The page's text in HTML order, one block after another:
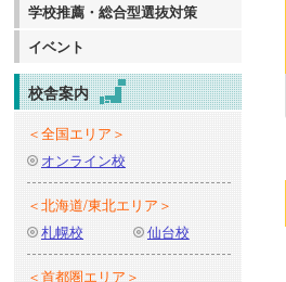
学校推薦・総合型選抜対策
イベント
校舎案内
＜全国エリア＞
オンライン校
＜北海道/東北エリア＞
札幌校
仙台校
＜首都圏エリア＞